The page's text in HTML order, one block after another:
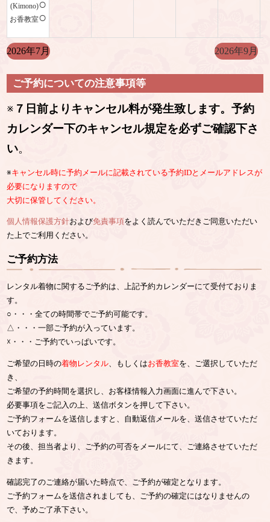
(Kimono)○
お香教室○
2026年7月 2026年9月
ご予約についての注意事項等
※ ７日前よりキャンセル料が発生致します。予約
カレンダー下のキャンセル規定を必ずご確認下さ
い。
※キャンセル時に予約メールに記載されている予約IDとメールアドレスが
必要になりますので
大切に保管してください。
個人情報保護方針および免責事項をよく読んでいただきご同意いただい
た上でご利用ください。
ご予約方法
レンタル着物に関するご予約は、上記予約カレンダーにて受付ておりま
す。
○・・・全ての時間帯でご予約可能です。
△・・・一部ご予約が入っています。
☓・・・ご予約でいっぱいです。
ご希望の日時の着物レンタル、もしくはお香教室を、ご選択していただ
き、
ご希望の予約時間を選択し、お客様情報入力画面に進んで下さい。
必要事項をご記入の上、送信ボタンを押して下さい。
ご予約フォームを送信しますと、自動返信メールを、送信させていただ
いております。
その後、担当者より、ご予約の可否をメールにて、ご連絡させていただ
きます。
確認完了のご連絡が届いた時点で、ご予約が確定となります。
ご予約フォームを送信されましても、ご予約の確定にはなりませんの
で、予めご了承下さい。